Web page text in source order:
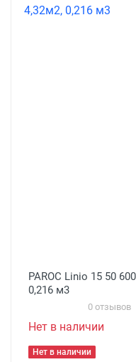
PAROC Linio 15 50
0,216 м3
0 отзывов
Нет в наличии
Нет в наличии